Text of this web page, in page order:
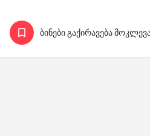
ბინები გაქირავება